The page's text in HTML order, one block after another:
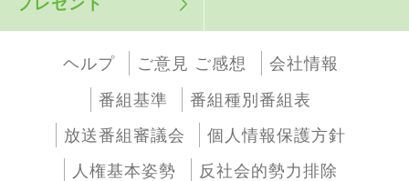
プレゼント
ヘルプ ご意見 ご感想
会社情報
番組基準
番組種別番組表
放送番組審議会
個人情報保護方針
人権基本姿勢
反社会的勢力排除